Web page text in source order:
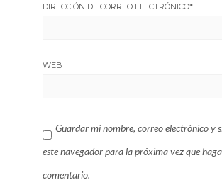
DIRECCIÓN DE CORREO ELECTRÓNICO*
WEB
Guardar mi nombre, correo electrónico y
este navegador para la próxima vez que
comentario.